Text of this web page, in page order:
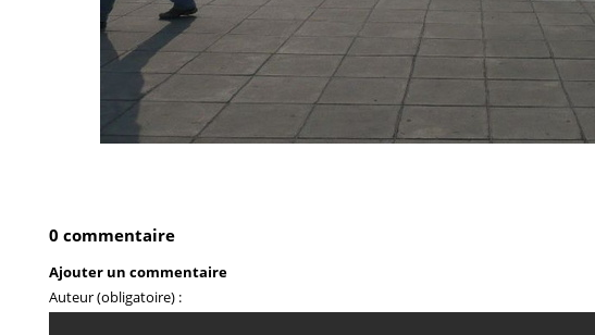
0 commentaire
Ajouter un commentaire
Auteur (obligatoire) :